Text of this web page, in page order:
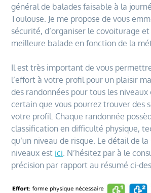
général de balades faisable à la
Toulouse. Je me propose de vous
sécurité, d’organiser le covoiturage
meilleure balade en fonction de la
Il est très important de vous
l’effort à votre profil pour un plaisir
des randonnées pour tous les niveaux
certain que vous pourrez trouver des
votre profil. Chaque randonnée
classification en difficulté physique,
qu’un niveau de risque. Le détail de
niveaux est ici. N’hésitez par à le
précision par rapport au résumé ci-